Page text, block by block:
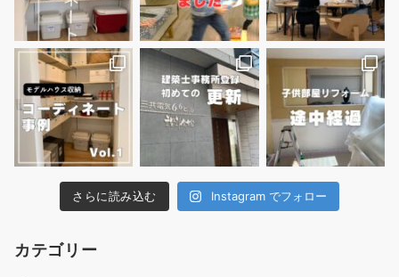
さらに読み込む Instagram でフォロー
カテゴリー